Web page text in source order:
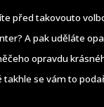
před takovouto
A pak uděláte
opravdu
takhle se vám to